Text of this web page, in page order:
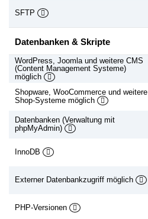
SFTP
Datenbanken & Skripte
WordPress, Joomla und weitere CMS
(Content Management Systeme)
möglich
Shopware, WooCommerce und weitere
Shop-Systeme möglich
Datenbanken (Verwaltung mit
phpMyAdmin)
InnoDB
Externer Datenbankzugriff möglich
PHP-Versionen